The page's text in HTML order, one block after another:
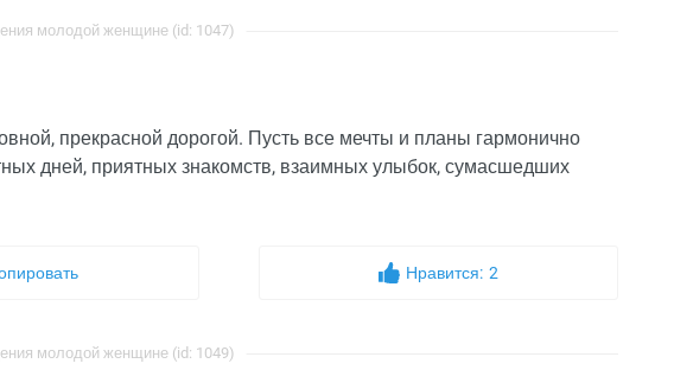
молодой женщине (id: 1047)
прекрасной дорогой. Пусть все мечты и планы гармонично
дней, приятных знакомств, взаимных улыбок, сумасшедших
Нравится: 2
молодой женщине (id: 1049)